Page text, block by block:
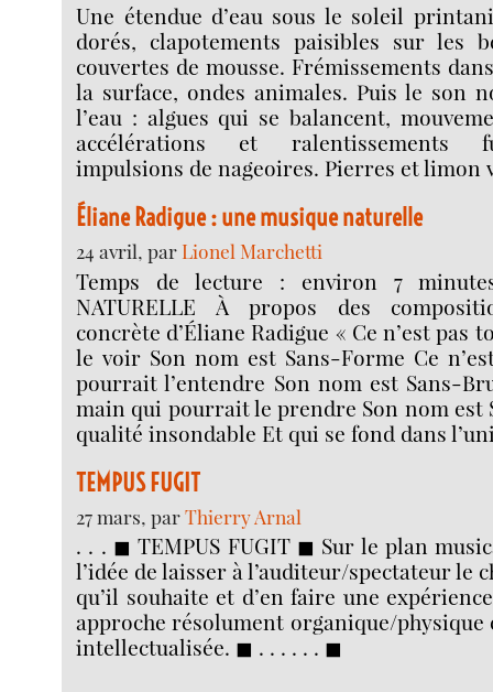
Une étendue d’eau sous le soleil
dorés, clapotements paisibles sur les
couvertes de mousse. Frémissements
la surface, ondes animales. Puis le son
l’eau : algues qui se balancent,
accélérations et ralentissements
impulsions de nageoires. Pierres et limon
Éliane Radigue : une musique naturelle
24 avril, parLionel Marchetti
Temps de lecture : environ 7
NATURELLE À propos des
concrète d’Éliane Radigue « Ce n’est
le voir Son nom est Sans-Forme Ce
pourrait l’entendre Son nom est Sans-
main qui pourrait le prendre Son nom est
qualité insondable Et qui se fond dans
TEMPUS FUGIT
27 mars, parThierry Arnal
. . . ◼︎ TEMPUS FUGIT ◼︎ Sur le plan
l’idée de laisser à l’auditeur/spectateur le
qu’il souhaite et d’en faire une
approche résolument organique/physique
intellectualisée. ◼︎ . . . . . . ◼︎